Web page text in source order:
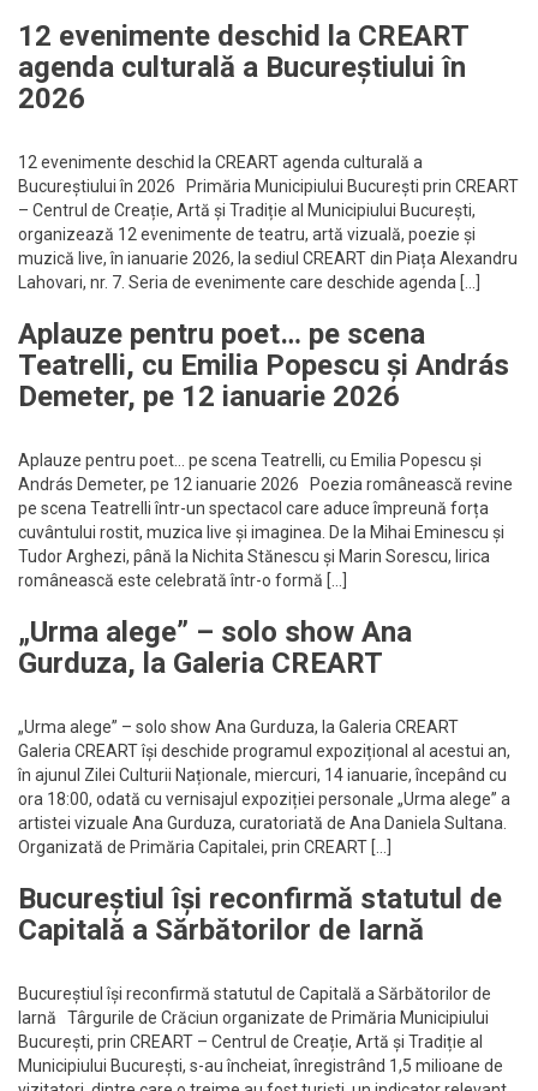
12 evenimente deschid la CREART
agenda culturală a Bucureștiului în
2026
12 evenimente deschid la CREART agenda culturală a
Bucureștiului în 2026 Primăria Municipiului București prin CREART
– Centrul de Creație, Artă și Tradiție al Municipiului București,
organizează 12 evenimente de teatru, artă vizuală, poezie și
muzică live, în ianuarie 2026, la sediul CREART din Piața Alexandru
Lahovari, nr. 7. Seria de evenimente care deschide agenda […]
Aplauze pentru poet… pe scena
Teatrelli, cu Emilia Popescu și András
Demeter, pe 12 ianuarie 2026
Aplauze pentru poet… pe scena Teatrelli, cu Emilia Popescu și
András Demeter, pe 12 ianuarie 2026 Poezia românească revine
pe scena Teatrelli într-un spectacol care aduce împreună forța
cuvântului rostit, muzica live și imaginea. De la Mihai Eminescu și
Tudor Arghezi, până la Nichita Stănescu și Marin Sorescu, lirica
românească este celebrată într-o formă […]
„Urma alege” – solo show Ana
Gurduza, la Galeria CREART
„Urma alege” – solo show Ana Gurduza, la Galeria CREART
Galeria CREART își deschide programul expozițional al acestui an,
în ajunul Zilei Culturii Naționale, miercuri, 14 ianuarie, începând cu
ora 18:00, odată cu vernisajul expoziției personale „Urma alege” a
artistei vizuale Ana Gurduza, curatoriată de Ana Daniela Sultana.
Organizată de Primăria Capitalei, prin CREART […]
Bucureștiul își reconfirmă statutul de
Capitală a Sărbătorilor de Iarnă
Bucureștiul își reconfirmă statutul de Capitală a Sărbătorilor de
Iarnă Târgurile de Crăciun organizate de Primăria Municipiului
București, prin CREART – Centrul de Creație, Artă și Tradiție al
Municipiului București, s-au încheiat, înregistrând 1,5 milioane de